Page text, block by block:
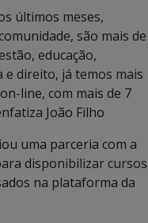
últimos meses,
são mais de
educação,
e direito, já temos mais
line, com mais de 7
João Filho
uma parceria com a
disponibilizar cursos
na plataforma da